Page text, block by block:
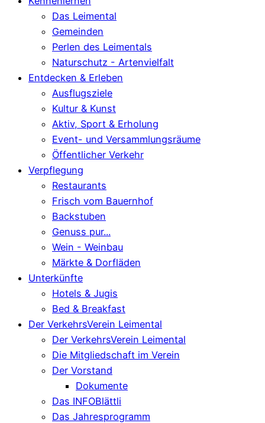
Das Leimental
Gemeinden
Perlen des Leimentals
Naturschutz - Artenvielfalt
Entdecken & Erleben
Ausflugsziele
Kultur & Kunst
Aktiv, Sport & Erholung
Event- und Versammlungsräume
Öffentlicher Verkehr
Verpflegung
Restaurants
Frisch vom Bauernhof
Backstuben
Genuss pur...
Wein - Weinbau
Märkte & Dorfläden
Unterkünfte
Hotels & Jugis
Bed & Breakfast
Der VerkehrsVerein Leimental
Der VerkehrsVerein Leimental
Die Mitgliedschaft im Verein
Der Vorstand
Dokumente
Das INFOBlättli
Das Jahresprogramm